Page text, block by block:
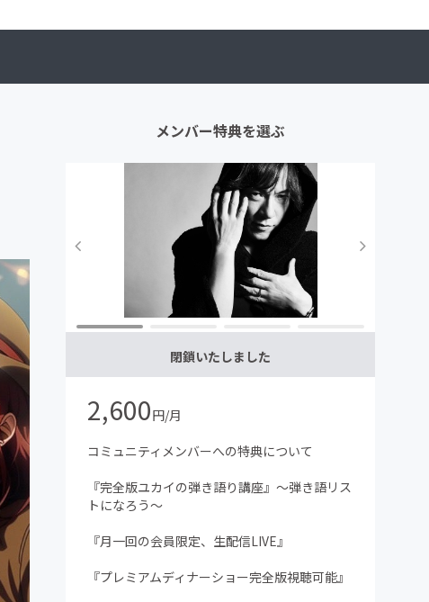
メンバー特典を選ぶ
閉鎖いたしました
2,600円/月
コミュニティメンバーへの特典について
『完全版ユカイの弾き語り講座』〜弾き語リス
トになろう〜
『月一回の会員限定、生配信LIVE』
『プレミアムディナーショー完全版視聴可能』